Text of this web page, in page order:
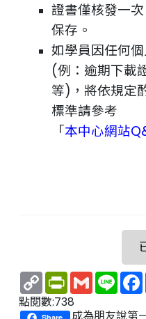
證書僅核發一
保存。
如學員因任何
(例：逾期下載
等)，將依規定
標準請參考
「本中心網站
Copy
Link
PrintFriendly
GmailLine
點閱數:738